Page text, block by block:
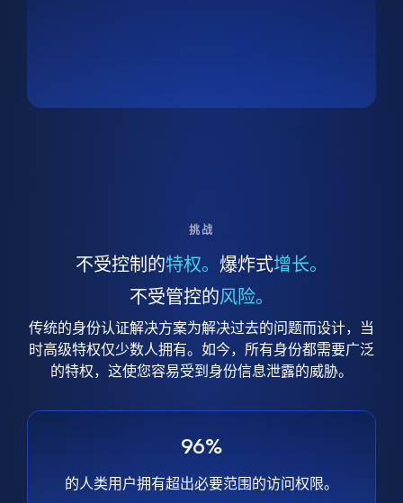
挑战
不受控制的特权。 爆炸式增长。
不受管控的风险。
传统的身份认证解决方案为解决过去的问题而设计，当
时高级特权仅少数人拥有。如今，所有身份都需要广泛
的特权，这使您容易受到身份信息泄露的威胁。
96%
的人类用户拥有超出必要范围的访问权限。